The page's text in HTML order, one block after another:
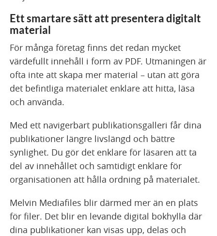
Ett smartare sätt att presentera digitalt
material
För många företag finns det redan mycket
värdefullt innehåll i form av PDF. Utmaningen är
ofta inte att skapa mer material – utan att göra
det befintliga materialet enklare att hitta, läsa
och använda.
Med ett navigerbart publikationsgalleri får dina
publikationer längre livslängd och bättre
synlighet. Du gör det enklare för läsaren att ta
del av innehållet och samtidigt enklare för
organisationen att hålla ordning på materialet.
Melvin Mediafiles blir därmed mer än en plats
för filer. Det blir en levande digital bokhylla där
dina publikationer kan visas upp, delas och